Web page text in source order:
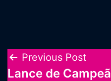
Navegação
Previous Post
Lance de